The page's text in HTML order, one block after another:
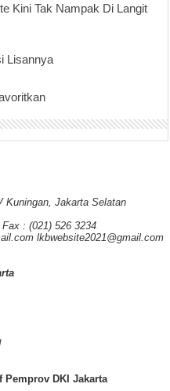
Kini Tak Nampak Di Langit
Lisannya
Kuningan, Jakarta Selatan
: (021) 526 3234
lkbwebsite2021@gmail.com
DKI Jakarta